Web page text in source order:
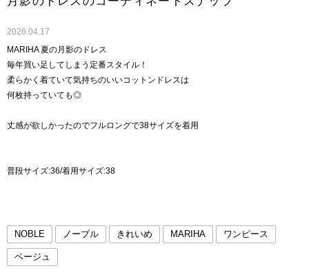
2026.04.17
MARIHA 夏の月影のドレス
毎年買い足してしまう定番スタイル！
柔らかく着ていて気持ちのいいコットンドレスは
何枚持っていても◎
丈感が欲しかったのでフルロングで38サイズを着用
普段サイズ:36/着用サイズ:38
NOBLE ノーブル きれいめ MARIHA ワンピース
ベージュ